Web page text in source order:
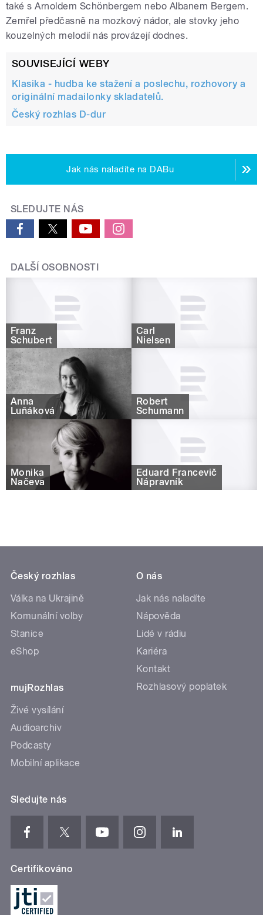
také s Arnoldem Schönbergem nebo Albanem Bergem.
Zemřel předčasně na mozkový nádor, ale stovky jeho
kouzelných melodií nás provázejí dodnes.
SOUVISEJÍCÍ WEBY
Klasika - hudba ke stažení a poslechu, rozhovory a
originální madailonky skladatelů.
Český rozhlas D-dur
Jak nás naladíte na DABu
SLEDUJTE NÁS
DALŠÍ OSOBNOSTI
Franz
Schubert
Carl
Nielsen
Anna
Luňáková
Robert
Schumann
Monika
Načeva
Eduard Francevič
Nápravník
Český rozhlas
Válka na Ukrajině
Komunální volby
Stanice
eShop
mujRozhlas
Živé vysílání
Audioarchiv
Podcasty
Mobilní aplikace
O nás
Jak nás naladíte
Nápověda
Lidé v rádiu
Kariéra
Kontakt
Rozhlasový poplatek
Sledujte nás
Certifikováno